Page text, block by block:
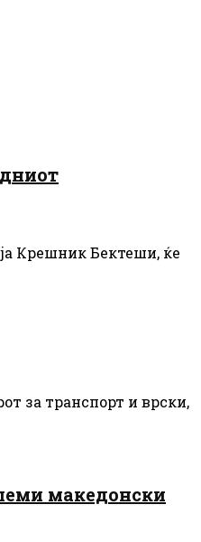
Крешник Бектеши, ќе
за транспорт и врски,
македонски